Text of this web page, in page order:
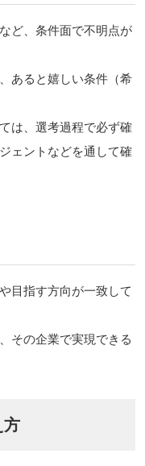
ど、条件面で不明点が
あると嬉しい条件（希
は、選考過程で必ず確
ェントなどを通して確
目指す方向が一致して
その企業で実現できる
方